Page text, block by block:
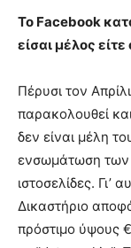
Το Facebook
είσαι μέλος είτε
Πέρυσι τον
παρακολουθεί
δεν είναι μέλη
ενσωμάτωση των
ιστοσελίδες. Γι’
Δικαστήριο
πρόστιμο ύψους